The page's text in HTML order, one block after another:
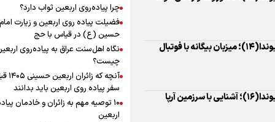
اینفوبرنا/ سقف معافیت مالیاتی
حقوق کارکنان دولت و
در بودجه ۱۴۰۵ چقدر است؟
چرا پیاده‌روی اربعین ثواب دارد؟
فضیلت پیاده روی اربعین و زیارت امام
حسین (ع) در قیاس با حج
نگاه اهل‌سنت عراق به پیاده‌روی
چیست؟
آنچه که
سفر پیاده روی اربعین باید بدانند
۱۰ توصیه مهم به زائران و خادمان
اربعین